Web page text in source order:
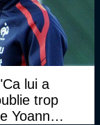
lui a
trop
Yoann